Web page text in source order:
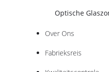
Optische
Over Ons
Fabrieksreis